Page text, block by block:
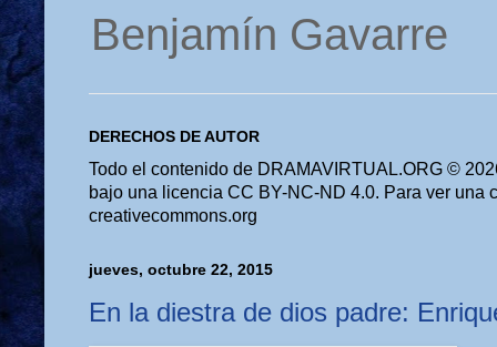
Benjamín Gavarre
DERECHOS DE AUTOR
Todo el contenido de DRAMAVIRTUAL.ORG ©
bajo una licencia CC BY-NC-ND 4.0. Para ver una
creativecommons.org
jueves, octubre 22, 2015
En la diestra de dios padre: